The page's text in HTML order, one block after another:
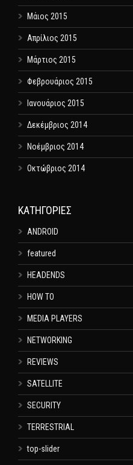
Μάιος 2015
Απρίλιος 2015
Μάρτιος 2015
Φεβρουάριος 2015
Ιανουάριος 2015
Δεκέμβριος 2014
Νοέμβριος 2014
Οκτώβριος 2014
KΑΤΗΓΟΡΊΕΣ
ANDROID
featured
HEADENDS
HOW TO
MEDIA PLAYERS
NETWORKING
REVIEWS
SATELLITE
SECURITY
TERRESTRIAL
top-slider